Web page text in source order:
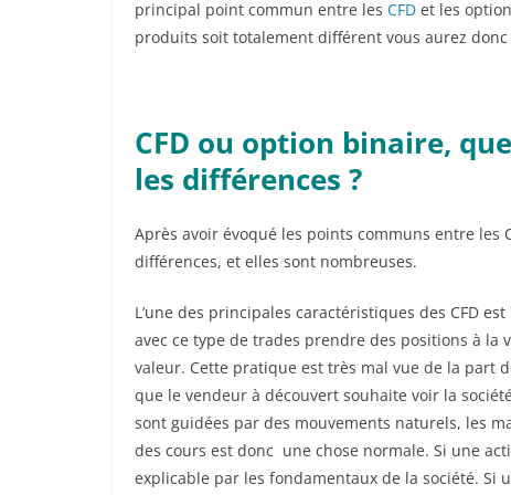
principal point commun entre les CFD et les
produits soit totalement différent vous aurez
CFD ou option binaire,
les différences ?
Après avoir évoqué les points communs entre les
différences, et elles sont nombreuses.
L’une des principales caractéristiques des CFD
avec ce type de trades prendre des positions à la
valeur. Cette pratique est très mal vue de la part
que le vendeur à découvert souhaite voir la
sont guidées par des mouvements naturels, les
des cours est donc une chose normale. Si une
explicable par les fondamentaux de la société. Si